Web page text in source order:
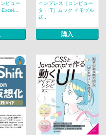
ピュー
インプレス［コンピュー
タ・IT］ムック イモヅル
式...
購入